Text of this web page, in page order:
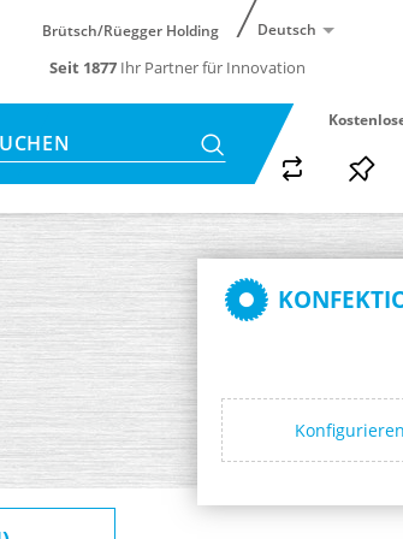
Brütsch/Rüegger Holding Deutsch
Seit 1877 Ihr Partner für Innovation